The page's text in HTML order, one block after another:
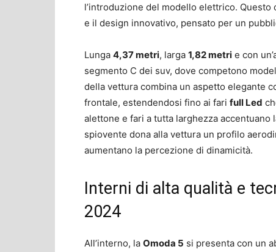
l’introduzione del modello elettrico.
e il design innovativo, pensato per un
Lunga 4,37 metri, larga 1,82 metri e con
segmento C dei suv, dove competono
della vettura combina un aspetto elegante
frontale, estendendosi fino ai fari full Led
alettone e fari a tutta larghezza
spiovente dona alla vettura un profilo
aumentano la percezione di dinamicità.
Interni di alta qualità e
2024
All’interno, la Omoda 5 si presenta con un